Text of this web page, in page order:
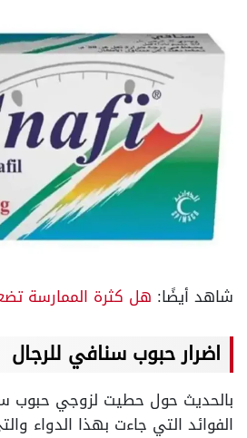
شاهد أيضًا: هل كثرة الممارسة
اضرار حبوب سنافي للرجال
بالحديث حول حطيت لزوجي حبوب
الفوائد التي جاءت بهذا الدواء